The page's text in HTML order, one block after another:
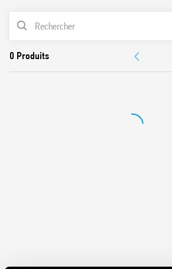
Contacts sans cadmium
LISTE DES PRODUITS
CERTIFICATIONS